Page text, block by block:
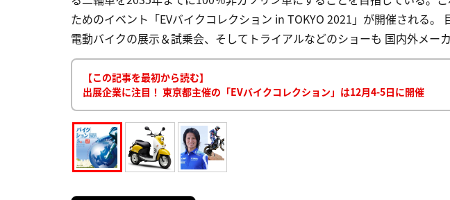
ためのイベント「EVバイクコレクション in TOKYO 2021」が開催される。
電動バイクの展示＆試乗会、そしてトライアルなどのショーも 国内外メ
【この記事を最初から読む】
出展企業に注目！ 東京都主催の「EVバイクコレクション」は12月4-5日に開催